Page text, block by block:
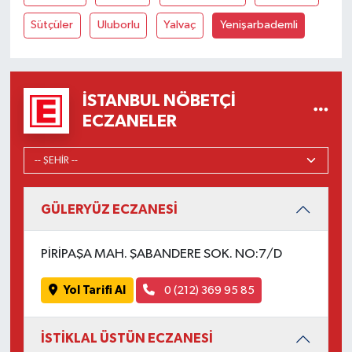
Sütçüler Uluborlu Yalvaç Yenişarbademli
İSTANBUL NÖBETÇI
ECZANELER
GÜLERYÜZ ECZANESİ
PİRİPAŞA MAH. ŞABANDERE SOK. NO:7/D
Yol Tarifi Al 0 (212) 369 95 85
İSTİKLAL ÜSTÜN ECZANESİ